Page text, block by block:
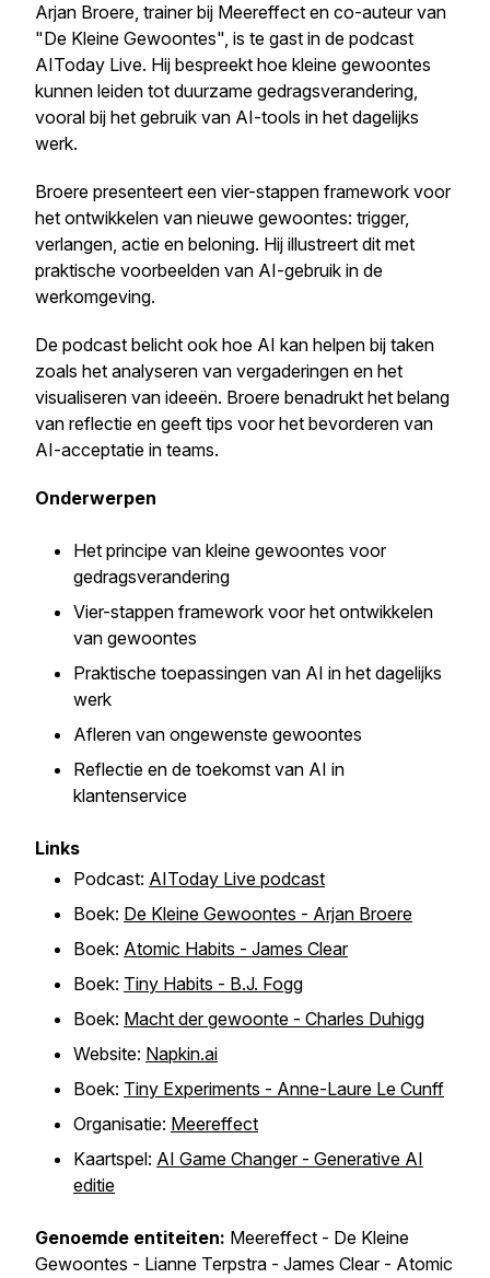
Arjan Broere, trainer bij Meereffect en co-auteur van
"De Kleine Gewoontes", is te gast in de podcast
AIToday Live. Hij bespreekt hoe kleine gewoontes
kunnen leiden tot duurzame gedragsverandering,
vooral bij het gebruik van AI-tools in het dagelijks
werk.
Broere presenteert een vier-stappen framework voor
het ontwikkelen van nieuwe gewoontes: trigger,
verlangen, actie en beloning. Hij illustreert dit met
praktische voorbeelden van AI-gebruik in de
werkomgeving.
De podcast belicht ook hoe AI kan helpen bij taken
zoals het analyseren van vergaderingen en het
visualiseren van ideeën. Broere benadrukt het belang
van reflectie en geeft tips voor het bevorderen van
AI-acceptatie in teams.
Onderwerpen
Het principe van kleine gewoontes voor
gedragsverandering
Vier-stappen framework voor het ontwikkelen
van gewoontes
Praktische toepassingen van AI in het dagelijks
werk
Afleren van ongewenste gewoontes
Reflectie en de toekomst van AI in
klantenservice
Links
Podcast: AIToday Live podcast
Boek: De Kleine Gewoontes - Arjan Broere
Boek: Atomic Habits - James Clear
Boek: Tiny Habits - B.J. Fogg
Boek: Macht der gewoonte - Charles Duhigg
Website: Napkin.ai
Boek: Tiny Experiments - Anne-Laure Le Cunff
Organisatie: Meereffect
Kaartspel: AI Game Changer - Generative AI
editie
Genoemde entiteiten: Meereffect - De Kleine
Gewoontes - Lianne Terpstra - James Clear - Atomic